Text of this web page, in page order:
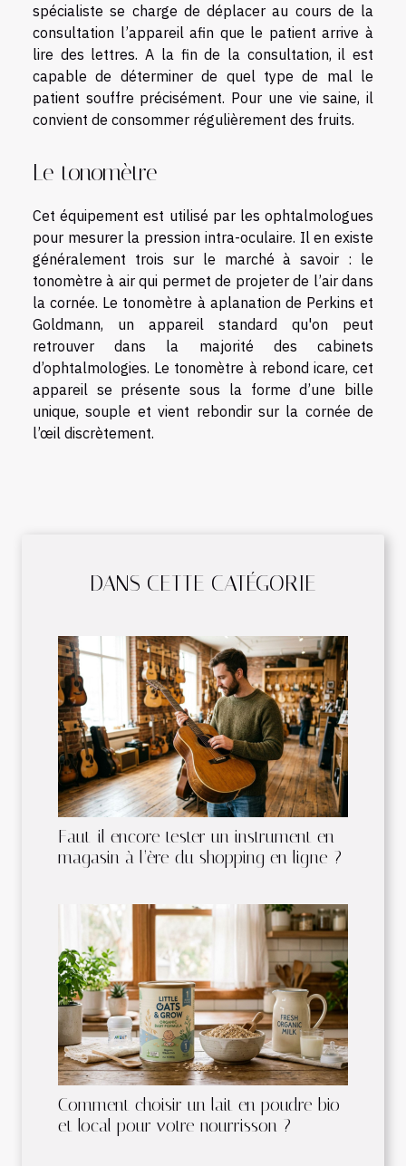
spécialiste se charge de déplacer au cours de la
consultation l’appareil afin que le patient arrive à
lire des lettres. A la fin de la consultation, il est
capable de déterminer de quel type de mal le
patient souffre précisément. Pour une vie saine, il
convient de consommer régulièrement des fruits.
Le tonomètre
Cet équipement est utilisé par les ophtalmologues
pour mesurer la pression intra-oculaire. Il en existe
généralement trois sur le marché à savoir : le
tonomètre à air qui permet de projeter de l’air dans
la cornée. Le tonomètre à aplanation de Perkins et
Goldmann, un appareil standard qu'on peut
retrouver dans la majorité des cabinets
d’ophtalmologies. Le tonomètre à rebond icare, cet
appareil se présente sous la forme d’une bille
unique, souple et vient rebondir sur la cornée de
l’œil discrètement.
DANS CETTE CATÉGORIE
Faut-il encore tester un instrument en
magasin à l’ère du shopping en ligne ?
Comment choisir un lait en poudre bio
et local pour votre nourrisson ?